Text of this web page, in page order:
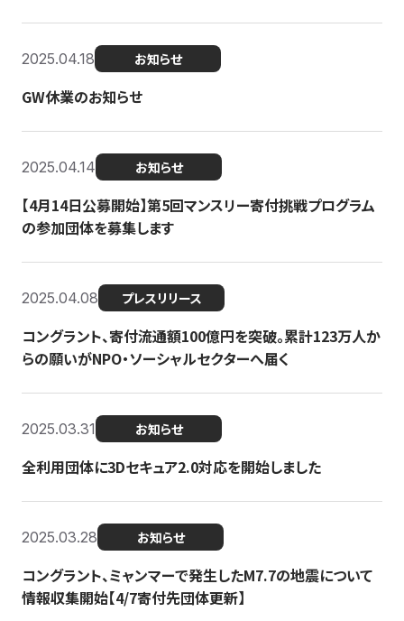
2025.04.18 お知らせ
GW休業のお知らせ
2025.04.14 お知らせ
【4月14日公募開始】第5回マンスリー寄付挑戦プログラム
の参加団体を募集します
2025.04.08 プレスリリース
コングラント、寄付流通額100億円を突破。累計123万人か
らの願いがNPO・ソーシャルセクターへ届く
2025.03.31 お知らせ
全利用団体に3Dセキュア2.0対応を開始しました
2025.03.28 お知らせ
コングラント、ミャンマーで発生したM7.7の地震について
情報収集開始【4/7寄付先団体更新】